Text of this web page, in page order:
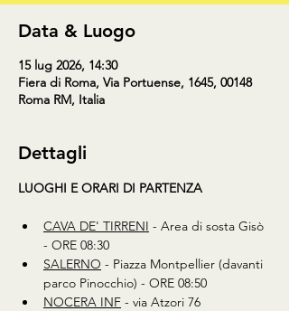
Data & Luogo
15 lug 2026, 14:30
Fiera di Roma, Via Portuense, 1645, 00148
Roma RM, Italia
Dettagli
LUOGHI E ORARI DI PARTENZA
CAVA DE' TIRRENI - Area di sosta Gisò
- ORE 08:30
SALERNO - Piazza Montpellier (davanti
parco Pinocchio) - ORE 08:50
NOCERA INF - via Atzori 76